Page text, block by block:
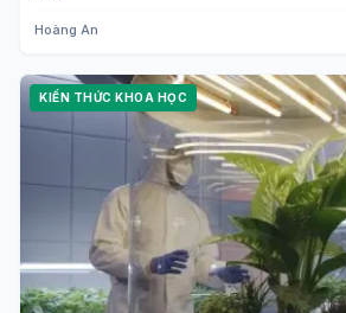
Hoàng An
KIẾN THỨC KHOA HỌC